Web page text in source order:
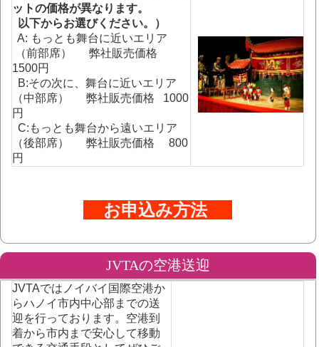
ットの価格が異なります。
以下からお選びください。）
A: もっとも舞台に近いエリア
（前部席） 弊社販売価格
1500円
B:その次に、舞台に近いエリア
（中部席） 弊社販売価格 1000
円
C: もっとも舞台から遠いエリア
（後部席） 弊社販売価格 800
円
お申込み方法
JVTAの空港送迎
JVTAではノイバイ国際空港か
らハノイ市内中心部までの送
迎を行っております。空港到
着から市内まで安心して移動